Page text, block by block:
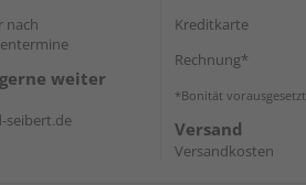
nach
weiter
seibert.de
Kreditkarte
Rechnung*
*Bonität vorausgesetzt
Versand
Versandkosten